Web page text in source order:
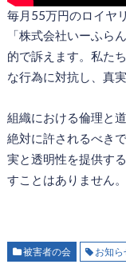
毎月55万円のロイヤ
「株式会社いーふら
的で訴えます。私た
な行為に対抗し、真
組織における倫理と
絶対に許されるべき
実と透明性を提供す
すことはありません。
被害者の会 お知ら